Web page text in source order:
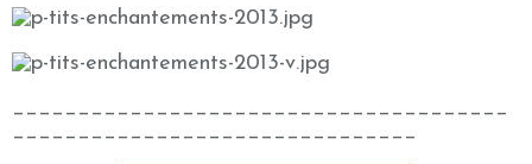
______________________________________
_______________________________